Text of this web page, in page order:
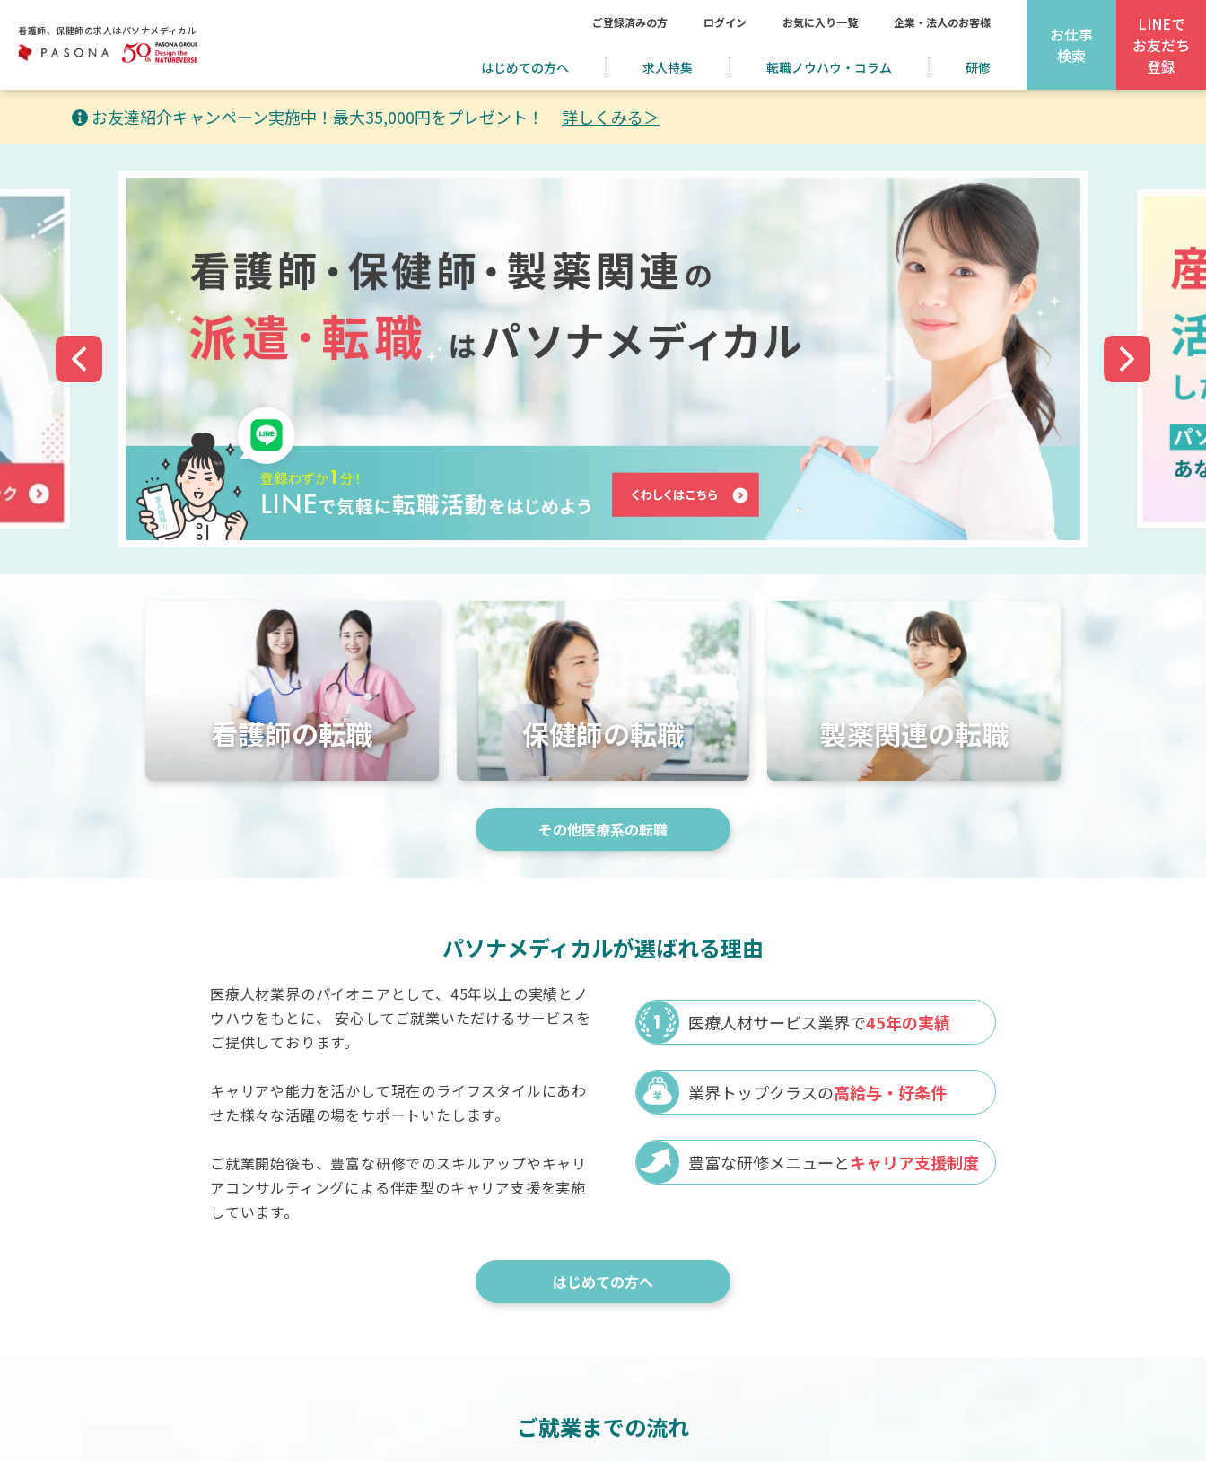
看護師、保健師の求人はパソナメディカル
ご登録済みの方 ログイン お気に入り一覧 企業・法人のお客様
はじめての方へ 求人特集 転職ノウハウ・コラム 研修
お仕事
検索
LINEで
お友だち
登録
お友達紹介キャンペーン実施中！最大35,000円をプレゼント！ 詳しくみる＞
看護師の転職 保健師の転職 製薬関連の転職
その他医療系の転職
パソナメディカルが選ばれる理由
医療人材業界のパイオニアとして、45年以上の実績とノ
ウハウをもとに、 安心してご就業いただけるサービスを
ご提供しております。
キャリアや能力を活かして現在のライフスタイルにあわ
せた様々な活躍の場をサポートいたします。
ご就業開始後も、豊富な研修でのスキルアップやキャリ
アコンサルティングによる伴走型のキャリア支援を実施
しています。
医療人材サービス業界で45年の実績
業界トップクラスの高給与・好条件
豊富な研修メニューとキャリア支援制度
はじめての方へ
ご就業までの流れ